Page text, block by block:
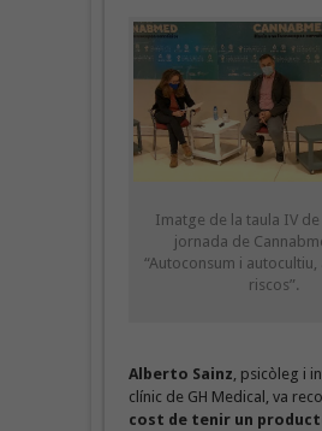
Imatge de la taula IV
jornada de
“Autoconsum i autocultiu,
riscos”.
Alberto Sainz , psicòleg i
clínic de GH Medical, va
cost de tenir un